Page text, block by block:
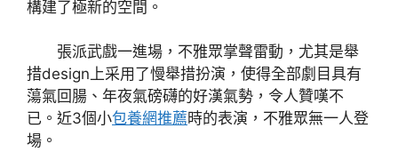
構建了極新的空間。
張派武戲一進場，不雅眾掌聲雷動，尤其是舉
措design上采用了慢舉措扮演，使得全部劇目具有
蕩氣回腸、年夜氣磅礴的好漢氣勢，令人贊嘆不
已。近3個小包養網推薦時的表演，不雅眾無一人登
場。